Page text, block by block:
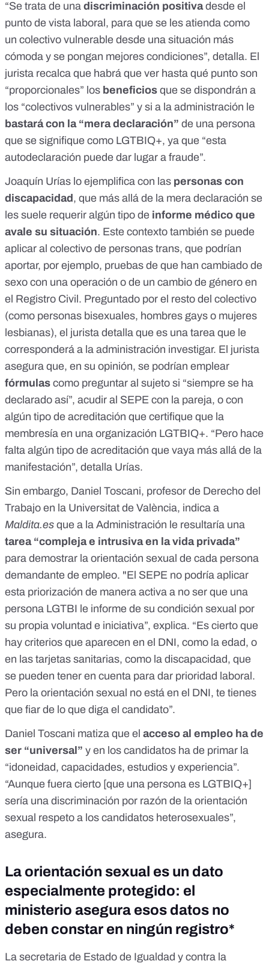
“Se trata de una discriminación positivadesde el
punto de vista laboral, para que se les atienda como
un colectivo vulnerable desde una situación más
cómoda y se pongan mejores condiciones”, detalla. El
jurista recalca que habrá que ver hasta qué punto son
“proporcionales” los beneficios que se dispondrán a
los “colectivos vulnerables” y si a la administración le
bastará con la “mera declaración” de una persona
que se signifique como LGTBIQ+, ya que “esta
autodeclaración puede dar lugar a fraude”.
Joaquín Urías lo ejemplifica con las personas con
discapacidad , que más allá de la mera declaración se
les suele requerir algún tipo de informe médico que
avale su situación. Este contexto también se puede
aplicar al colectivo de personas trans, que podrían
aportar, por ejemplo, pruebas de que han cambiado de
sexo con una operación o de un cambio de género en
el Registro Civil. Preguntado por el resto del colectivo
(como personas bisexuales, hombres gays o mujeres
lesbianas), el jurista detalla que es una tarea que le
corresponderá a la administración investigar. El jurista
asegura que, en su opinión, se podrían emplear
fórmulas como preguntar al sujeto si “siempre se ha
declarado así”, acudir al SEPE con la pareja, o con
algún tipo de acreditación que certifique que la
membresía en una organización LGTBIQ+. “Pero hace
falta algún tipo de acreditación que vaya más allá de la
manifestación”, detalla Urías.
Sin embargo, Daniel Toscani, profesor de Derecho del
Trabajo en la Universitat de València, indica a
Maldita.es que a la Administración le resultaría una
tarea “compleja e intrusiva en la vida privada”
para demostrar la orientación sexual de cada persona
demandante de empleo. "El SEPE no podría aplicar
esta priorización de manera activa a no ser que una
persona LGTBI le informe de su condición sexual por
su propia voluntad e iniciativa”, explica. “Es cierto que
hay criterios que aparecen en el DNI, como la edad, o
en las tarjetas sanitarias, como la discapacidad, que
se pueden tener en cuenta para dar prioridad laboral.
Pero la orientación sexual no está en el DNI, te tienes
que fiar de lo que diga el candidato”.
Daniel Toscani matiza que el acceso al empleo ha de
ser “universal” y en los candidatos ha de primar la
“idoneidad, capacidades, estudios y experiencia”.
“Aunque fuera cierto [que una persona es LGTBIQ+]
sería una discriminación por razón de la orientación
sexual respeto a los candidatos heterosexuales”,
asegura.
La orientación sexual es un dato
especialmente protegido: el
ministerio asegura esos datos no
deben constar en ningún registro*
La secretaria de Estado de Igualdad y contra la